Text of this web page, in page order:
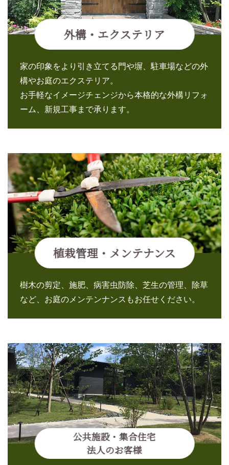
外構・エクステリア
家の印象をより引き立てる門や塀、駐車場などの外
構やお庭のエクステリア。
お手軽なイメージチェンジから本格的な外構リフォ
ーム、新規工事まで承ります。
植栽管理・メンテナンス
樹木の剪定、施肥、病害虫防除、芝生の管理、除草
など、お庭のメンテンナンスもお任せください。
公共施設・集合住宅
法人のお客様